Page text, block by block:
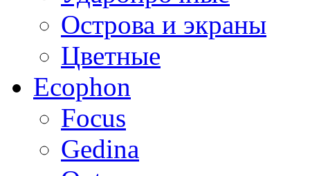
Острова и экраны
Цветные
Ecophon
Focus
Gedina